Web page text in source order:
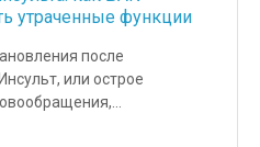
утраченные функции
после
или острое